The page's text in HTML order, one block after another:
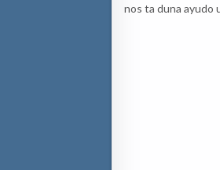
nos ta duna ayudo